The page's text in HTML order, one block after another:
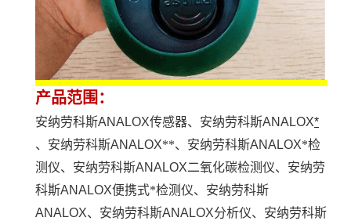
产品范围：
安纳劳科斯ANALOX传感器、安纳劳科斯ANALOX*
、安纳劳科斯ANALOX**、安纳劳科斯ANALOX*检
测仪、安纳劳科斯ANALOX二氧化碳检测仪、安纳劳
科斯ANALOX便携式*检测仪、安纳劳科斯
ANALOX、安纳劳科斯ANALOX分析仪、安纳劳科斯